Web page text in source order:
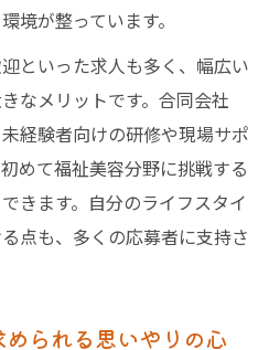
境が整っています。
といった求人も多く、幅広い
なメリットです。合同会社
経験者向けの研修や現場サポ
めて福祉美容分野に挑戦する
きます。自分のライフスタイ
点も、多くの応募者に支持さ
られる思いやりの心